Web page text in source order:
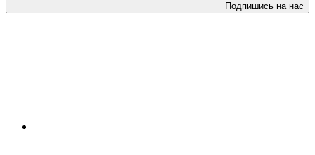
Подпишись на нас